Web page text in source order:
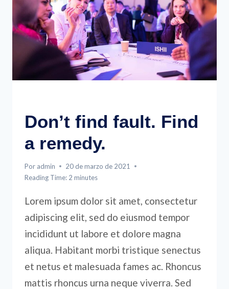
FAIL.
Don’t find fault. Find
a remedy.
Por admin
20 de marzo de 2021
Reading Time: 2 minutes
Lorem ipsum dolor sit amet, consectetur
adipiscing elit, sed do eiusmod tempor
incididunt ut labore et dolore magna
aliqua. Habitant morbi tristique senectus
et netus et malesuada fames ac. Rhoncus
mattis rhoncus urna neque viverra. Sed